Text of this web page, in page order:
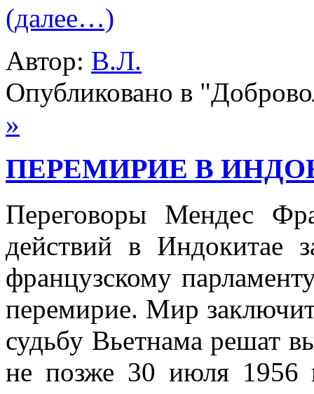
(далее…)
Автор: В.Л.
Опубликовано в
»
ПЕРЕМИРИЕ В
Переговоры Мендес
действий в Индокитае
французскому
перемирие. Мир
судьбу Вьетнама решат
не позже 30 июля 1956